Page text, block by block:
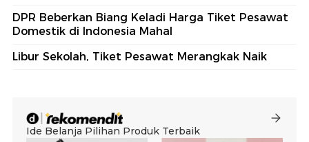
DPR Beberkan Biang Keladi Harga Tiket Pesawat
Domestik di Indonesia Mahal
Libur Sekolah, Tiket Pesawat Merangkak Naik